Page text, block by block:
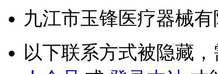
九江市玉锋医疗器械
以下联系方式被隐藏